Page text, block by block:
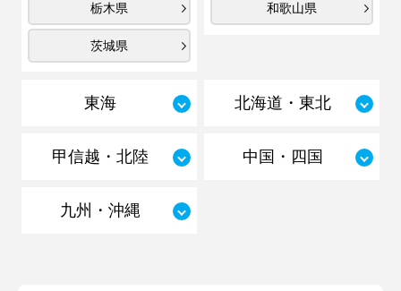
栃木県
茨城県
和歌山県
東海 北海道・東北
甲信越・北陸 中国・四国
九州・沖縄